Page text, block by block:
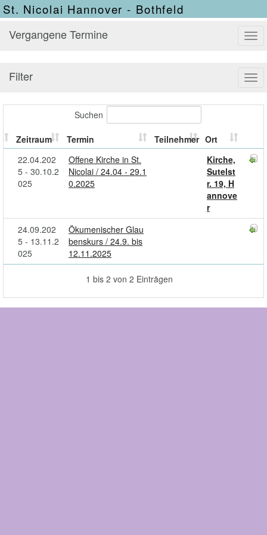
St. Nicolai Hannover - Bothfeld
Vergangene Termine
Filter
Suchen
Zeitraum Termin Teilnehmer Ort
22.04.202
5 - 30.10.2
025
Offene Kirche in St.
Nicolai / 24.04 - 29.1
0.2025
Kirche,
Sutelst
r. 19, H
annove
r
24.09.202
5 - 13.11.2
025
Ökumenischer Glau
benskurs / 24.9. bis
12.11.2025
1 bis 2 von 2 Einträgen